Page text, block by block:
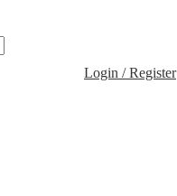
Login / Register